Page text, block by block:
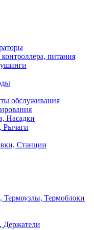
питания
обслуживания
Насадки
Рычаги
Станции
Термоузлы, Термоблоки